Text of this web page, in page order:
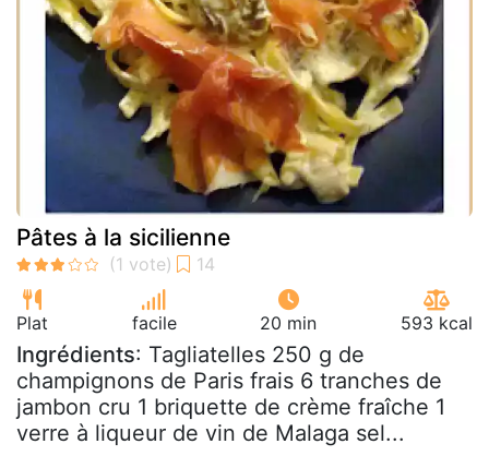
Pâtes à la sicilienne
Plat facile 20 min 593 kcal
Ingrédients: Tagliatelles 250 g de
champignons de Paris frais 6 tranches de
jambon cru 1 briquette de crème fraîche 1
verre à liqueur de vin de Malaga sel...